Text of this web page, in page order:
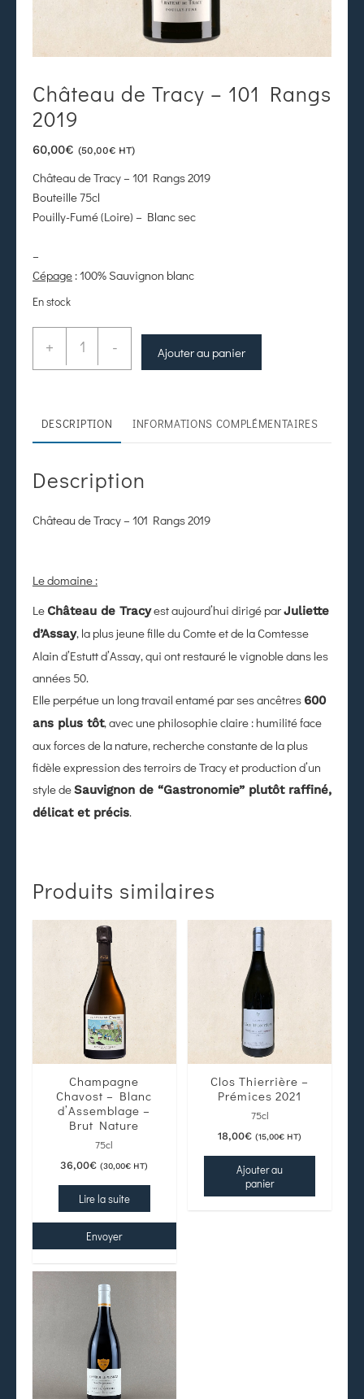
Château de Tracy – 101 Rangs
2019
60,00€ (50,00€ HT)
Château de Tracy – 101 Rangs 2019
Bouteille 75cl
Pouilly-Fumé (Loire) – Blanc sec
–
Cépage : 100% Sauvignon blanc
En stock
+ - Ajouter au panier
DESCRIPTION INFORMATIONS COMPLÉMENTAIRES
Description
Château de Tracy – 101 Rangs 2019
Le domaine :
Le Château de Tracyest aujourd’hui dirigé parJuliette
d’Assay, la plus jeune fille du Comte et de la Comtesse
Alain d’Estutt d’Assay, qui ont restauré le vignoble dans les
années 50.
Elle perpétue un long travail entamé par ses ancêtres 600
ans plus tôt, avec une philosophie claire : humilité face
aux forces de la nature, recherche constante de la plus
fidèle expression des terroirs de Tracy et production d’un
style deSauvignon de “Gastronomie” plutôt raffiné,
délicat et précis.
Produits similaires
Champagne
Chavost – Blanc
d’Assemblage –
Brut Nature
75cl
36,00€ (30,00€ HT)
Lire la suite
Envoyer
Clos Thierrière –
Prémices 2021
75cl
18,00€ (15,00€ HT)
Ajouter au
panier